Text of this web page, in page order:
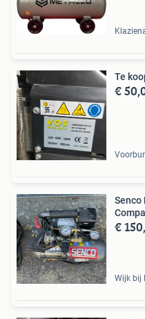
Te
€
Senco
€
Wijk bij